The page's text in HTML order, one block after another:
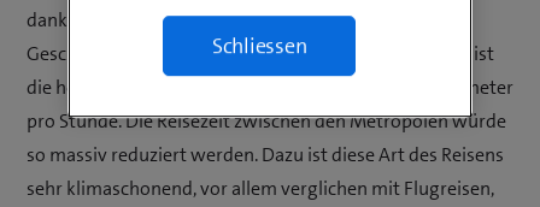
dank des geringen Luftwiderstands mit sehr hoher
Geschwindigkeit bewegen. Der Vorteil von Hyperloop ist
die hohe Reisegeschwindigkeit von mehr als 600 Kilometer
pro Stunde. Die Reisezeit zwischen den Metropolen würde
so massiv reduziert werden. Dazu ist diese Art des Reisens
sehr klimaschonend, vor allem verglichen mit Flugreisen,
Schliessen